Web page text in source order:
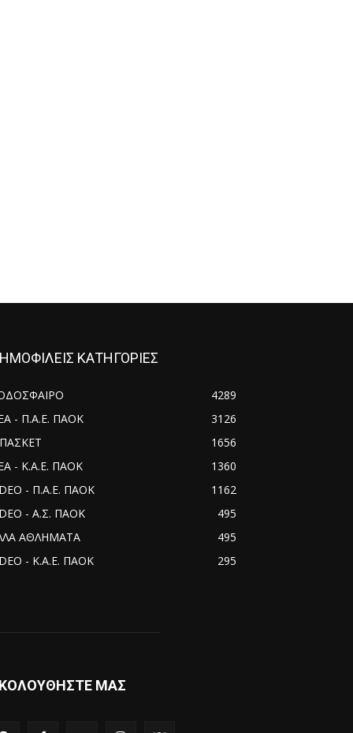
ΚΑΤΗΓΟΡΙΕΣ
4289
- Π.Α.Ε. ΠΑΟΚ
3126
1656
- Κ.Α.Ε. ΠΑΟΚ
1360
- Π.Α.Ε. ΠΑΟΚ
1162
- Α.Σ. ΠΑΟΚ
495
ΑΘΛΗΜΑΤΑ
495
- Κ.Α.Ε. ΠΑΟΚ
295
ΜΑΣ